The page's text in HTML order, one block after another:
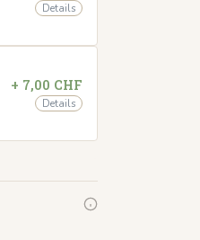
Details
+ 7,00 CHF
Details